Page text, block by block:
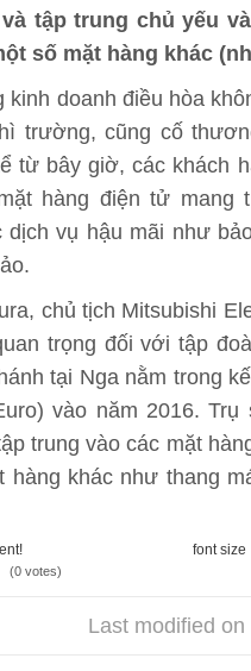
tập trung chủ yếu
số mặt hàng khác
kinh doanh điều hòa
trường, cũng cố
từ bây giờ, các khách
hàng điện tử mang
dịch vụ hậu mãi như
chủ tịch Mitsubishi
trọng đối với tập
tại Nga nằm trong
vào năm 2016.
trung vào các mặt
hàng khác như thang
font size
(0 votes)
Last modified